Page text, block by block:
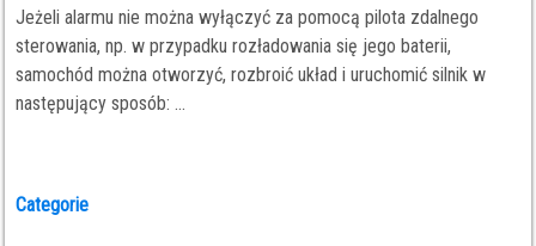
Jeżeli alarmu nie można wyłączyć za pomocą pilota zdalnego
sterowania, np. w przypadku rozładowania się jego baterii,
samochód można otworzyć, rozbroić układ i uruchomić silnik w
następujący sposób: ...
Categorie